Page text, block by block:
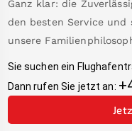
Ganz klar: die
den besten Service
unsere
Sie suchen ein
Dann rufen Sie jetzt an: